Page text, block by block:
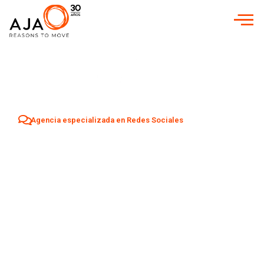
Agencia especializada en Redes Sociales